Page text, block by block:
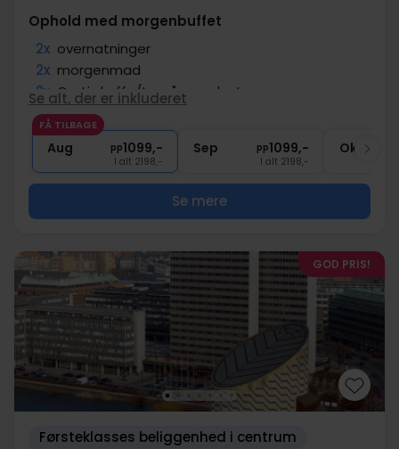
Ophold med morgenbuffet
2x overnatninger
2x morgenmad
2x Gratis kaffe/te på værelset
2x Gratis parkering ved hotellet
∞ Tæt på attraktive seværdigheder
Se alt, der er inkluderet
FÅ TILBAGE
Aug pp1099,-
I alt 2198,-
Sep pp1099,-
I alt 2198,-
Okt
Se mere
GOD PRIS!
Førsteklasses beliggenhed i centrum